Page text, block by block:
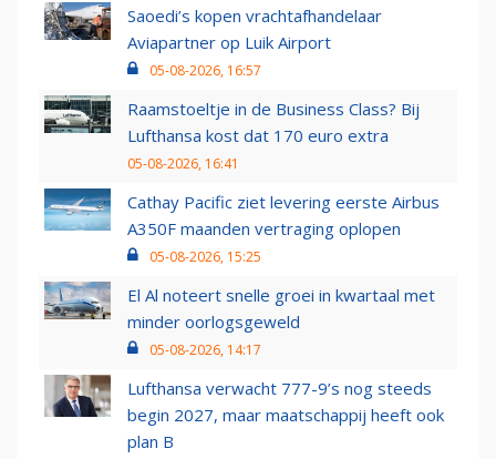
Saoedi’s kopen vrachtafhandelaar
Aviapartner op Luik Airport
05-08-2026, 16:57
Raamstoeltje in de Business Class? Bij
Lufthansa kost dat 170 euro extra
05-08-2026, 16:41
Cathay Pacific ziet levering eerste Airbus
A350F maanden vertraging oplopen
05-08-2026, 15:25
El Al noteert snelle groei in kwartaal met
minder oorlogsgeweld
05-08-2026, 14:17
Lufthansa verwacht 777-9’s nog steeds
begin 2027, maar maatschappij heeft ook
plan B